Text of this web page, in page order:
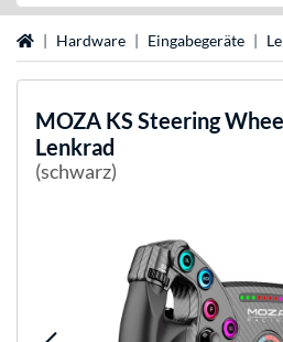
StartseiteHardware Eingabegeräte
MOZA KS Steering
Lenkrad
(schwarz)